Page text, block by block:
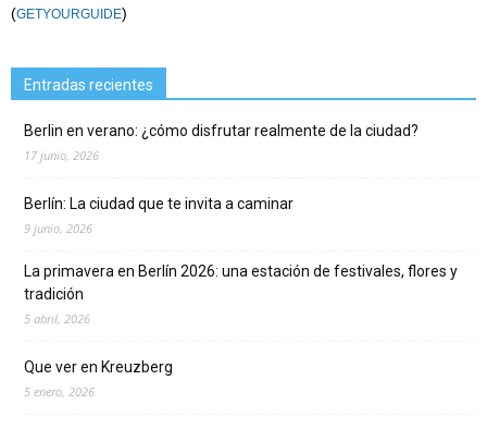
(GETYOURGUIDE)
Entradas recientes
Berlin en verano: ¿cómo disfrutar realmente de la ciudad?
17 junio, 2026
Berlín: La ciudad que te invita a caminar
9 junio, 2026
La primavera en Berlín 2026: una estación de festivales, flores y
tradición
5 abril, 2026
Que ver en Kreuzberg
5 enero, 2026